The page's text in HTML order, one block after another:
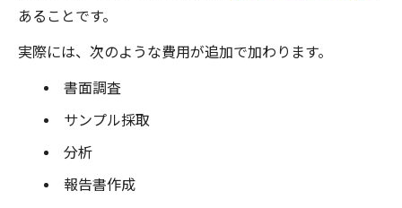
あることです。
実際には、次のような費用が追加で加わります。
書面調査
サンプル採取
分析
報告書作成